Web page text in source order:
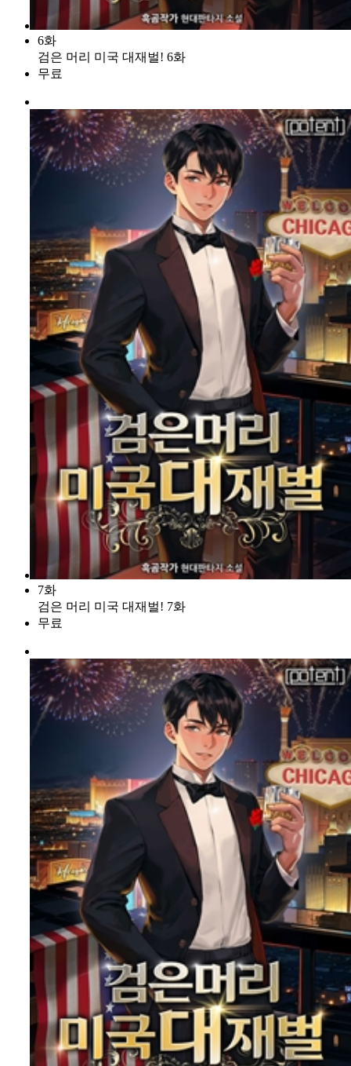
6화
검은 머리 미국 대재벌! 6화
무료
7화
검은 머리 미국 대재벌! 7화
무료